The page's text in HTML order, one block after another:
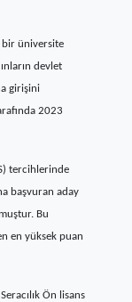
bir üniversite
devlet
girişini
2023
tercihlerinde
başvuran aday
Bu
en yüksek puan
Ön lisans